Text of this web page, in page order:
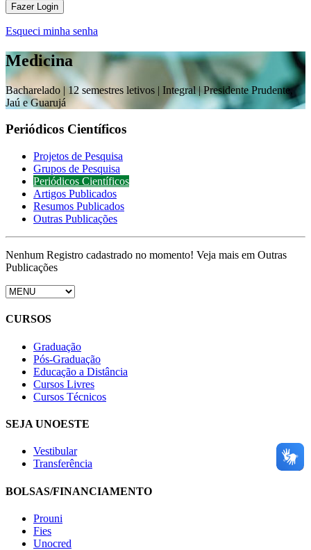
Fazer Login
Esqueci minha senha
Medicina
Bacharelado | 12 semestres letivos | Integral| Presidente Prudente,
Jaú e Guarujá
Periódicos Científicos
Projetos de Pesquisa
Grupos de Pesquisa
Periódicos Científicos
Artigos Publicados
Resumos Publicados
Outras Publicações
Nenhum Registro cadastrado no momento! Veja mais em Outras
Publicações
CURSOS
Graduação
Pós-Graduação
Educação a Distância
Cursos Livres
Cursos Técnicos
SEJA UNOESTE
Vestibular
Transferência
BOLSAS/FINANCIAMENTO
Prouni
Fies
Unocred